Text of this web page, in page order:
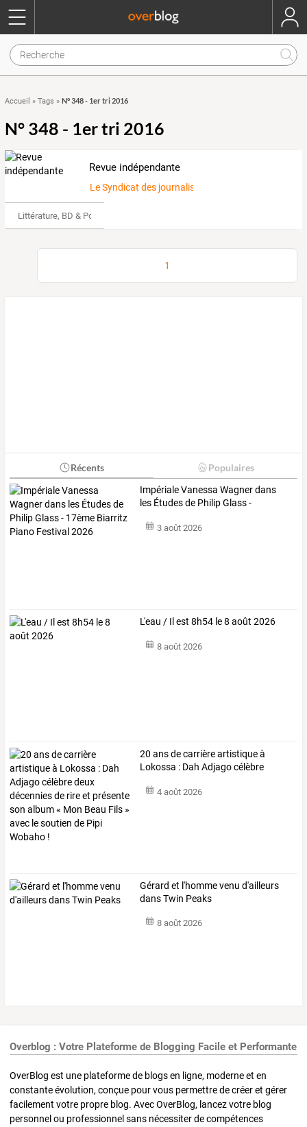
Accueil » Tags » N° 348 - 1er tri 2016
N° 348 - 1er tri 2016
Revue indépendante
Le Syndicat des journalistes et écrivains
Littérature, BD & Poésie
1
Récents Populaires
ImpérialeVanessa Wagnerdans
les Étudesde PhilipGlass-
3 août 2026
L'eau / Il est 8h54 le 8 août 2026
8 août 2026
20 ansdecarrièreartistiqueà
Lokossa : Dah Adjagocélèbre
4 août 2026
Gérard et l'homme venu d'ailleurs
dans Twin Peaks
8 août 2026
Overblog : Votre Plateforme de Blogging Facile et Performante
OverBlog est une plateforme de blogs en ligne, moderne et en
constante évolution, conçue pour vous permettre de créer et gérer
facilement votre propre blog. Avec OverBlog, lancez votre blog
personnel ou professionnel sans nécessiter de compétences